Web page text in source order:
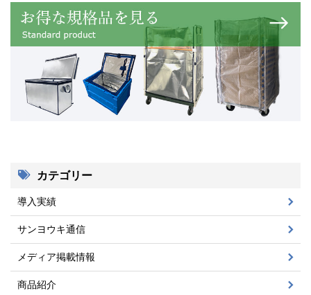
カテゴリー
導入実績
サンヨウキ通信
メディア掲載情報
商品紹介